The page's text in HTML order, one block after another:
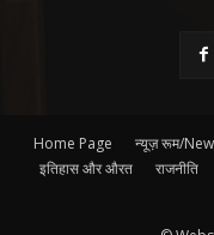
Home Page न्यूज़ रूम/
इतिहास और औरत
राजनीति